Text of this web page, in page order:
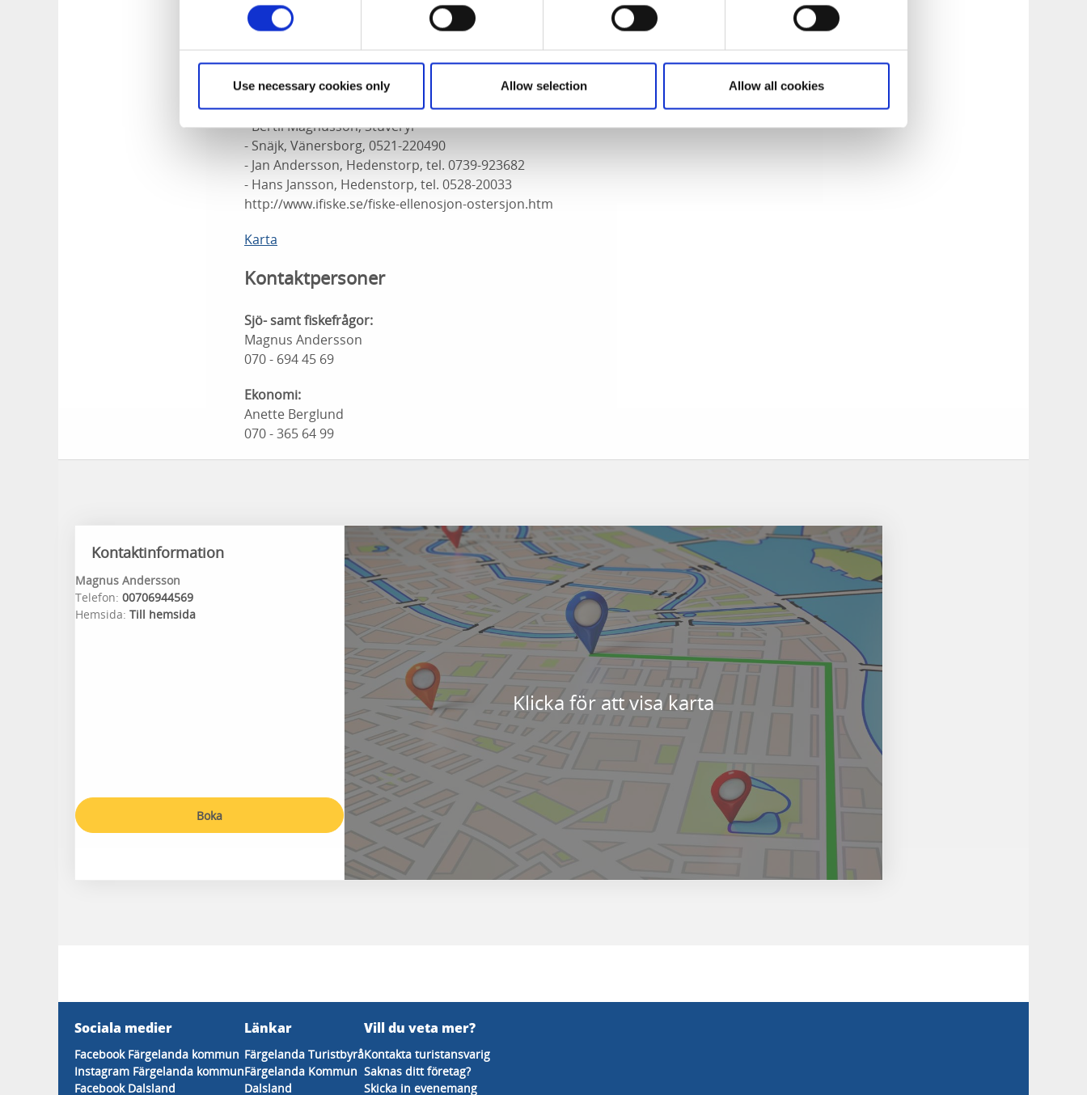
Use necessary cookies only Allow selection Allow all cookies
Fiskekort
Dagkort, veckokort, månadskort, halvårskort och helårskort. Fiskekort köper du på följande
platser:
- Preem bensinstation, Färgelanda, tel. 0528-10713
- Bengt Andersson, Ellenö, tel. 0528-20195
- Sven Hansson, Sundsbron, tel. 0528-20162
- Bertil Magnusson, Stuveryr
- Snäjk, Vänersborg, 0521-220490
- Jan Andersson, Hedenstorp, tel. 0739-923682
- Hans Jansson, Hedenstorp, tel. 0528-20033
http://www.ifiske.se/fiske-ellenosjon-ostersjon.htm
Karta
Kontaktpersoner
Sjö- samt fiskefrågor:
Magnus Andersson
070 - 694 45 69
Ekonomi:
Anette Berglund
070 - 365 64 99
Kontaktinformation
Magnus Andersson
Telefon: 00706944569
Hemsida: Till hemsida
Boka
Klicka för att visa karta
Sociala medier
Facebook Färgelanda kommun
Instagram Färgelanda kommun
Facebook Dalsland
Länkar
Färgelanda Turistbyrå
Färgelanda Kommun
Dalsland
Vill du veta mer?
Kontakta turistansvarig
Saknas ditt företag?
Skicka in evenemang